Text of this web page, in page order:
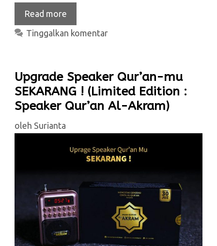
Read more
Tinggalkan komentar
Upgrade Speaker Qur’an-mu
SEKARANG ! (Limited Edition :
Speaker Qur’an Al-Akram)
oleh Surianta